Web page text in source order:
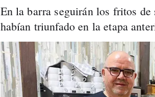
En la barra seguirán los fritos
habían triunfado en la etapa